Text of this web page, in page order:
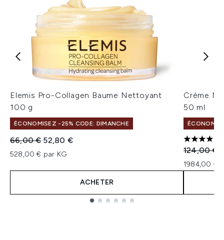
Elemis Pro-Collagen Baume Nettoyant
100 g
ÉCONOMISEZ -25% CODE: DIMANCHE
Prix de vente :
66,00 € Prix ​​actuel :
52,80 €
528,00 € par KG
ACHETER
Crème
50 ml
4.75
Prix de
124,00 €
1984,00 €